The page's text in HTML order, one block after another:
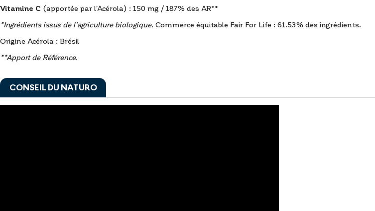
Vitamine C (apportée par l'Acérola) : 150 mg / 187% des AR**
*Ingrédients issus de l’agriculture biologique. Commerce équitable Fair For Life : 61.53% des ingrédients.
Origine Acérola : Brésil
**Apport de Référence.
CONSEIL DU NATURO